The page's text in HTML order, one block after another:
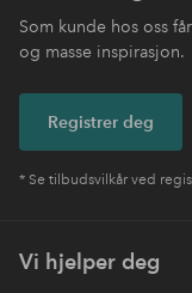
Som kunde hos oss
og masse inspirasjon.
Registrer deg
* Se tilbudsvilkår ved
Vi hjelper deg